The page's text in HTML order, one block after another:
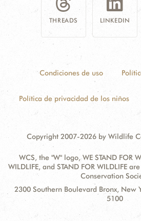
THREADS LINKEDIN
Condiciones de uso
Política de privacidad de los niños
Copyright 2007-2026 by Wildlife
WCS, the "W" logo, WE STAND FOR
WILDLIFE, and STAND FOR WILDLIFE
Conservation
Contact
Address:
2300 Southern Boulevard Bronx, New
5100